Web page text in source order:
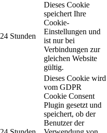
24 Stunden
Dieses Cookie
speichert Ihre
Cookie-
Einstellungen und
ist nur bei
Verbindungen zur
gleichen Website
gültig.
Dieses Cookie wird
vom GDPR
Cookie Consent
Plugin gesetzt und
speichert, ob der
Benutzer der